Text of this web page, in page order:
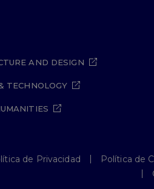
AND DESIGN
TECHNOLOGY
de Privacidad
Política de